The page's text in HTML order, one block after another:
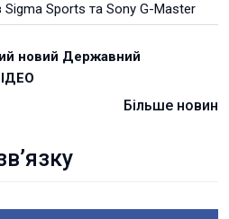
Sigma Sports та Sony G-Master
новий Державний
Більше новин